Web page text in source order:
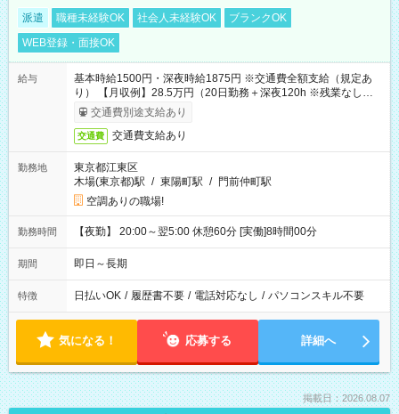
派遣 職種未経験OK 社会人未経験OK
ブランクOK
WEB登録・面接OK
給与
基本時給1500円・深夜時給1875円 ※交通費全額支給（規定あ
り） 【月収例】28.5万円（20日勤務＋深夜120h ※残業なしの場
合）交通費別途支給あり
交通費 交通費支給あり
勤務地
東京都江東区
木場(東京都)駅 / 東陽町駅 / 門前仲町駅
空調ありの職場!
勤務時間 【夜勤】 20:00～翌5:00 休憩60分 [実働]8時間00分
期間 即日～長期
特徴 日払いOK / 履歴書不要 / 電話対応なし / パソコンスキル不要
気になる！ 応募する 詳細へ
掲載日：2026.08.07